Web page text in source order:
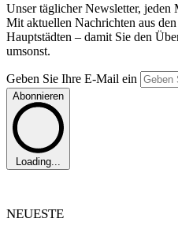
Unser täglicher Newsletter,
Mit aktuellen Nachrichten aus
Hauptstädten – damit Sie den
umsonst.
Geben Sie Ihre E-Mail ein
Abonnieren
Loading...
NEUESTE